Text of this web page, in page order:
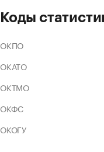
Коды
ОКПО
ОКАТО
ОКТМО
ОКФС
ОКОГУ